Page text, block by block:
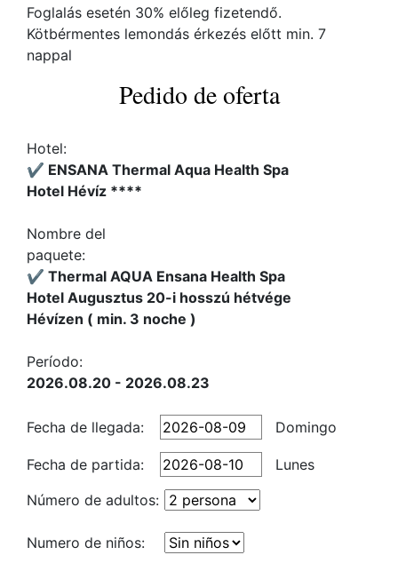
Foglalás esetén 30% előleg fizetendő.
Kötbérmentes lemondás érkezés előtt min. 7
nappal
Pedido de oferta
Hotel:
✔️ ENSANA Thermal Aqua Health Spa
Hotel Hévíz ****
Nombre del
paquete:
✔️ Thermal AQUA Ensana Health Spa
Hotel Augusztus 20-i hosszú hétvége
Hévízen ( min. 3 noche )
Período:
2026.08.20 - 2026.08.23
Fecha de llegada: Domingo
Fecha de partida:
Lunes
Número de adultos:
Numero de niños: